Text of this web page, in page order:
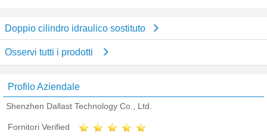
Doppio cilindro idraulico sostituto
Osservi tutti i prodotti
Profilo Aziendale
Shenzhen Dallast Technology Co., Ltd.
Fornitori Verified